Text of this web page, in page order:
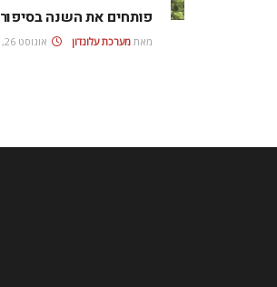
פותחים את השנה בסיפור
מאת מערכת עלונדון אוגוסט 26, 2021